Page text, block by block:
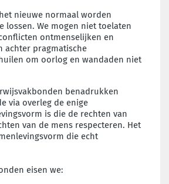
nieuwe normaal worden
lossen. We mogen niet toelaten
ontmenselijken en
achter pragmatische
om oorlog en wandaden niet
benadrukken
via overleg de enige
is die de rechten van
van de mens respecteren. Het
die echt
eisen we: